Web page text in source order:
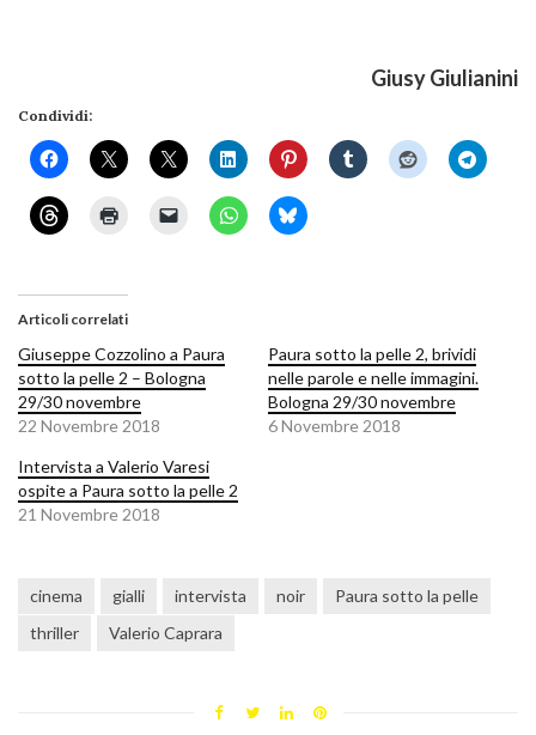
Giusy Giulianini
Condividi:
Articoli correlati
Giuseppe Cozzolino a Paura
sotto la pelle 2 – Bologna
29/30 novembre
22 Novembre 2018
Paura sotto la pelle 2, brividi
nelle parole e nelle immagini.
Bologna 29/30 novembre
6 Novembre 2018
Intervista a Valerio Varesi
ospite a Paura sotto la pelle 2
21 Novembre 2018
cinema gialli intervista noir
Paura sotto la pelle
thriller
Valerio Caprara